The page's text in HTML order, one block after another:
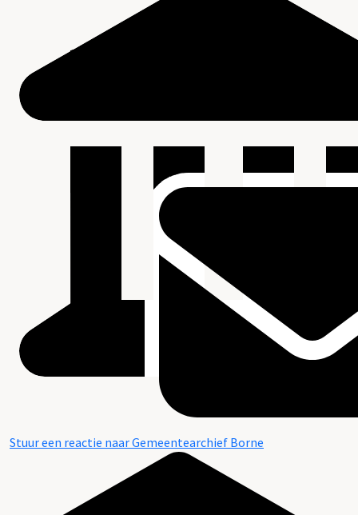
Stuur een reactie naar Gemeentearchief Borne